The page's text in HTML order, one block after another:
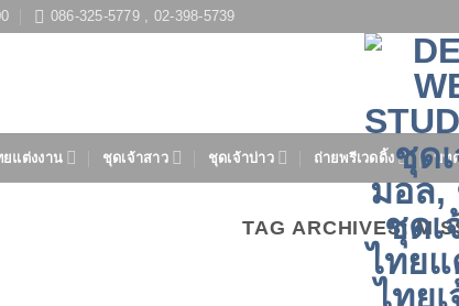
086-325-5779 , 02-398-5739
ยแต่งงาน ชุดเจ้าสาว ชุดเจ้าบ่าว ถ่ายพรีเวดดิ้ง บท
TAG ARCHIVES: